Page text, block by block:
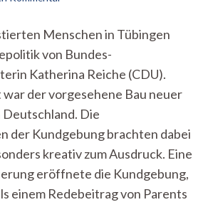
Erdgas:
Fridays
for
Future
protestiert
gegen
von
Bundesministerin
Reiche
Menschen in Tübingen
von Bundes-
Katherina Reiche (CDU).
der vorgesehene Bau neuer
Die
der Kundgebung brachten dabei
kreativ zum Ausdruck. Eine
eröffnete die Kundgebung,
einem Redebeitrag von Parents